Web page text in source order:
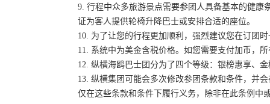
9. 行程中众多旅游景点需要参团人具备基本的健
证为客人提供轮椅升降巴士或安排合适的座位。
10. 为了让您的行程更加顺利，强烈建议您在订团
11. 系统中为美金含税价格。如您需要支付加币，
12. 纵横海鸥巴士团分为了四个等级：银榜惠享、
13. 纵横集团可能会多次修改参团条款和条件，并
仅在这些条款和条件下履行义务，除非在此条例中